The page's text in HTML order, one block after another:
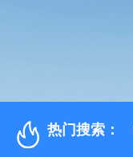
热门搜索：